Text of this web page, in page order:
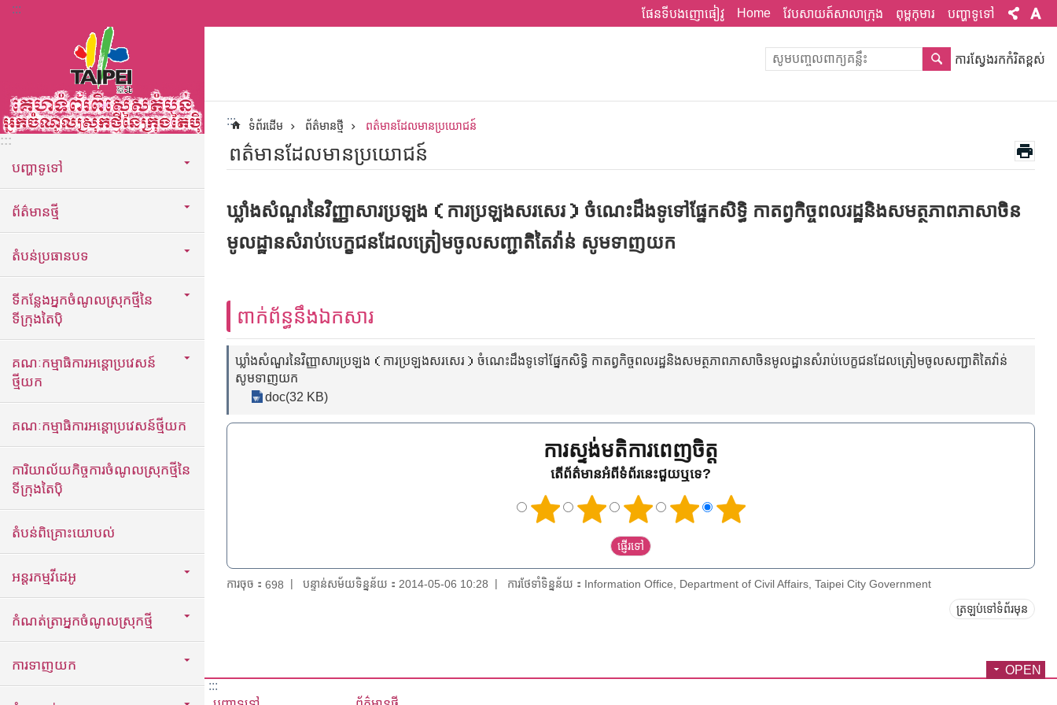
ទៅកាន់មាតិកាប្លុកមាតិកាសំខាន់
::: ផែនទីបងញោផៀវូ Home វែបសាយត៍សាលាក្រុង ពុម្ពកុមារ បញ្ហាទូទៅ
:::
បញ្ហាទូទៅ
ព័ត៌មានថ្មី
តំបន់ប្រធានបទ
ទីកន្លែងអ្នកចំណូលស្រុកថ្មីនៃ
ទីក្រុងតៃប៉ិ
គណៈកម្មាធិការអន្តោប្រវេសន៍
ថ្មីយក
គណៈកម្មាធិការអន្តោប្រវេសន៍ថ្មីយក
ការិយាល័យកិច្ចការចំណូលស្រុកថ្មីនៃ
ទីក្រុងតៃប៉ិ
តំបន់ពិគ្រោះយោបល់
អន្តរកម្មវីដេអូ
កំណត់ត្រាអ្នកចំណូលស្រុកថ្មី
ការទាញយក
ការស្វែងរកកំរិតខ្ពស់
::: ទំព័រដើម ព័ត៌មានថ្មី ពត៌មានដែលមានប្រយោជន៍
ពត៌មានដែលមានប្រយោជន៍
ឃ្លាំងសំណួរនៃវិញ្ញាសារប្រឡង（ការប្រឡងសរសេរ）ចំណេះដឹងទូទៅផ្នែកសិទ្ធិ កាតព្វកិច្ចពលរដ្ឋនិងសមត្ថភាពភាសាចិន
មូលដ្ឋានសំរាប់បេក្ខជនដែលត្រៀមចូលសញ្ជាតិតៃវ៉ាន់ សូមទាញយក
ពាក់ព័ន្ធនឹងឯកសារ
ឃ្លាំងសំណួរនៃវិញ្ញាសារប្រឡង（ការប្រឡងសរសេរ）ចំណេះដឹងទូទៅផ្នែកសិទ្ធិ កាតព្វកិច្ចពលរដ្ឋនិងសមត្ថភាពភាសាចិនមូលដ្ឋានសំរាប់បេក្ខជនដែលត្រៀមចូលសញ្ជាតិតៃវ៉ាន់
សូមទាញយក
doc(32 KB)
ការស្ទង់មតិការពេញចិត្ត
តើព័ត៌មានអំពីទំព័រនេះជួយឬទេ?
ការចុច： 698 បន្ទាន់សម័យទិន្នន័យ：2014-05-06 10:28 ការថែទាំទិន្នន័យ：Information Office, Department of Civil Affairs, Taipei City Government
ត្រឡប់ទៅទំព័រមុន
OPEN
:::